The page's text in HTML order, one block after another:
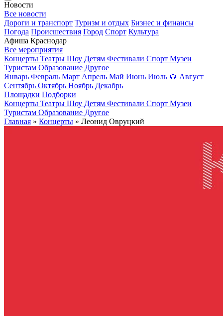
Новости
Все новости
Дороги и транспорт Туризм и отдых Бизнес и финансы
Погода Происшествия Город Спорт Культура
Афиша Краснодар
Все мероприятия
Концерты Театры Шоу Детям Фестивали Спорт Музеи
Туристам Образование Другое
Январь Февраль Март Апрель Май Июнь Июль 🌻 Август
Сентябрь Октябрь Ноябрь Декабрь
Площадки Подборки
Концерты Театры Шоу Детям Фестивали Спорт Музеи
Туристам Образование Другое
Главная » Концерты » Леонид Овруцкий